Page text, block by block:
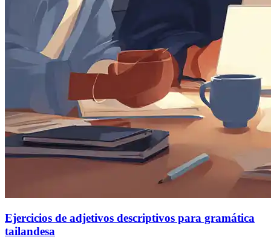
Ejercicios de adjetivos descriptivos para gramática
tailandesa